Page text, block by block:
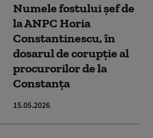
Numele fostului şef de
la ANPC Horia
Constantinescu, în
dosarul de corupţie al
procurorilor de la
Constanţa
15.05.2026